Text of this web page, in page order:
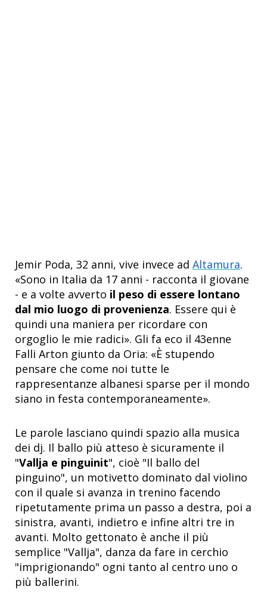
Jemir Poda, 32 anni, vive invece ad Altamura.
«Sono in Italia da 17 anni - racconta il giovane
- e a volte avverto il peso di essere lontano
dal mio luogo di provenienza. Essere qui è
quindi una maniera per ricordare con
orgoglio le mie radici». Gli fa eco il 43enne
Falli Arton giunto da Oria: «È stupendo
pensare che come noi tutte le
rappresentanze albanesi sparse per il mondo
siano in festa contemporaneamente».
Le parole lasciano quindi spazio alla musica
dei dj. Il ballo più atteso è sicuramente il
"Vallja e pinguinit", cioè "Il ballo del
pinguino", un motivetto dominato dal violino
con il quale si avanza in trenino facendo
ripetutamente prima un passo a destra, poi a
sinistra, avanti, indietro e infine altri tre in
avanti. Molto gettonato è anche il più
semplice "Vallja", danza da fare in cerchio
"imprigionando" ogni tanto al centro uno o
più ballerini.